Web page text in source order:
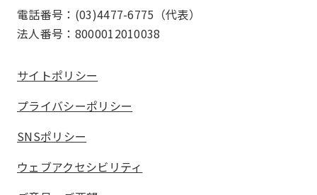
電話番号：(03)4477-6775（代表）
法人番号：8000012010038
サイトポリシー
プライバシーポリシー
SNSポリシー
ウェブアクセシビリティ